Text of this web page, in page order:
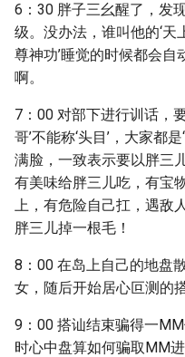
6：30 胖子三幺醒了，发
级。没办法，谁叫他的‘
尊神功’睡觉的时候都会
啊。
7：00 对部下进行训话，
哥’不能称‘头目’，大家都
满脸，一致表示要以胖三
有美味给胖三儿吃，有宝
上，有危险自己扛，遇敌
胖三儿掉一根毛！
8：00 在岛上自己的地盘
女，随后开始居心叵测的搭
9：00 搭讪结束骗得一
时心中盘算如何骗取MM